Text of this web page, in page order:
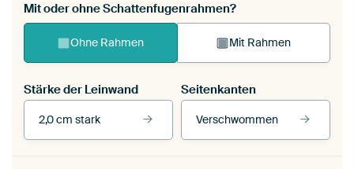
Mit oder ohne Schattenfugenrahmen?
Ohne Rahmen Mit Rahmen
Stärke der Leinwand
2,0 cm stark
Seitenkanten
Verschwommen
Seitenkanten